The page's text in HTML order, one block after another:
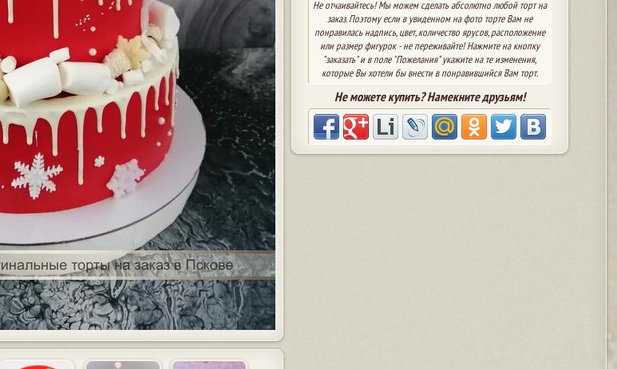
Не отчаивайтесь! Мы можем сделать абсолютно любой торт на
заказ. Поэтому если в увиденном на фото торте Вам не
понравилась надпись, цвет, количество ярусов, расположение
или размер фигурок - не переживайте! Нажмите на кнопку
"заказать" и в поле "Пожелания" укажите на те изменения,
которые Вы хотели бы внести в понравившийся Вам торт.
Не можете купить? Намекните друзьям!